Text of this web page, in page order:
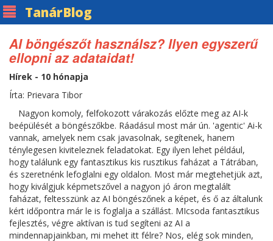
TanárBlog
AI böngészőt használsz? Ilyen egyszerű
ellopni az adataidat!
Hírek - 10 hónapja
Írta: Prievara Tibor
Nagyon komoly, felfokozott várakozás előzte meg az AI-k
beépülését a böngészőkbe. Ráadásul most már ún. 'agentic' Ai-k
vannak, amelyek nem csak javasolnak, segítenek, hanem
ténylegesen kiviteleznek feladatokat. Egy ilyen lehet például,
hogy találunk egy fantasztikus kis rusztikus faházat a Tátrában,
és szeretnénk lefoglalni egy oldalon. Most már megtehetjük azt,
hogy kiválgjuk képmetszővel a nagyon jó áron megtalált
faházat, feltesszünk az AI böngészőnek a képet, és ő az általunk
kért időpontra már le is foglalja a szállást. MIcsoda fantasztikus
fejlesztés, végre aktívan is tud segíteni az AI a
mindennapjainkban, mi mehet itt félre? Nos, elég sok minden,